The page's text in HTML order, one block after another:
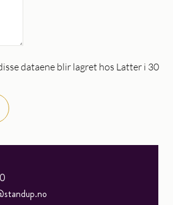
dataene blir lagret hos Latter i 30